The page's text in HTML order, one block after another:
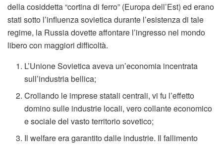
della cosiddetta “cortina di ferro” (Europa dell’Est) ed erano
stati sotto l’influenza sovietica durante l’esistenza di tale
regime, la Russia dovette affontare l’ingresso nel mondo
libero con maggiori difficoltà.
L’Unione Sovietica aveva un’economia incentrata
sull’industria bellica;
Crollando le imprese statali centrali, vi fu l’effetto
domino sulle industrie locali, vero collante economico
e sociale del vasto territorio sovetico;
Il welfare era garantito dalle industrie. Il fallimento